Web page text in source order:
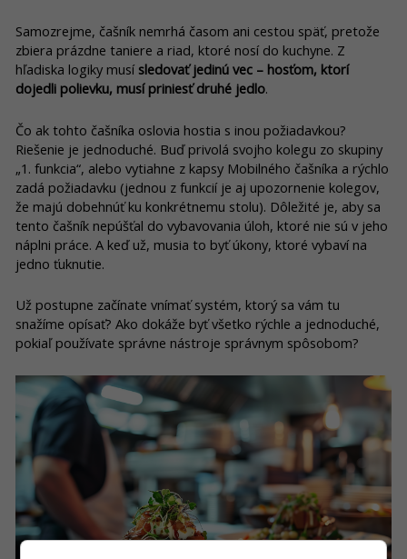
Samozrejme, čašník nemrhá časom ani cestou späť, pretože
zbiera prázdne taniere a riad, ktoré nosí do kuchyne. Z
hľadiska logiky musí sledovať jedinú vec – hosťom, ktorí
dojedli polievku, musí priniesť druhé jedlo.
Čo ak tohto čašníka oslovia hostia s inou požiadavkou?
Riešenie je jednoduché. Buď privolá svojho kolegu zo skupiny
„1. funkcia“, alebo vytiahne z kapsy Mobilného čašníka a rýchlo
zadá požiadavku (jednou z funkcií je aj upozornenie kolegov,
že majú dobehnúť ku konkrétnemu stolu). Dôležité je, aby sa
tento čašník nepúšťal do vybavovania úloh, ktoré nie sú v jeho
náplni práce. A keď už, musia to byť úkony, ktoré vybaví na
jedno ťuknutie.
Už postupne začínate vnímať systém, ktorý sa vám tu
snažíme opísať? Ako dokáže byť všetko rýchle a jednoduché,
pokiaľ používate správne nástroje správnym spôsobom?